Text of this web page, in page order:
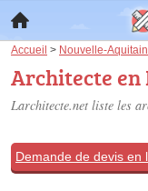
Accueil > Nouvelle-
Architecte en
Larchitecte.net liste les
Demande de devis en